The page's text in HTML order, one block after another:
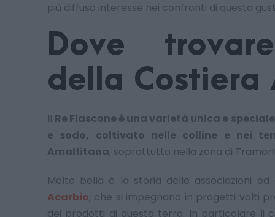
più diffuso interesse nei confronti di questa
Dove
della Costiera
Il Re Fiascone è una varietà unica e
e sodo, coltivato nelle colline e nei
Amalfitana, soprattutto nella zona di
Molto bella è la storia delle associazioni ed
Acarbio, che si impegnano in progetti volti
dei prodotti di questa terra. In particolare li